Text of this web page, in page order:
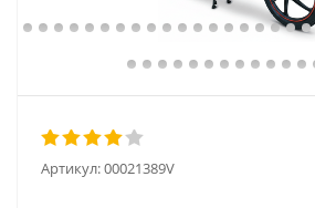
Артикул:00021389V